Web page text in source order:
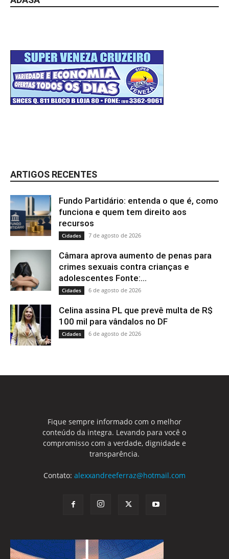
ARTIGOS RECENTES
Fundo Partidário: entenda o que é, como
funciona e quem tem direito aos
recursos
Cidades 7 de agosto de 2026
Câmara aprova aumento de penas para
crimes sexuais contra crianças e
adolescentes Fonte:...
Cidades 6 de agosto de 2026
Celina assina PL que prevê multa de R$
100 mil para vândalos no DF
Cidades 6 de agosto de 2026
Fique sempre informado com o melhor
conteúdo da integra. Levando para você o
compromisso com a verdade, dignidade e
transparência.
Contato: alexxandreeferraz@hotmail.com